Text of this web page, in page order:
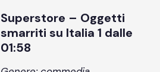
Superstore – Oggetti
smarriti su Italia 1 dalle
01:58